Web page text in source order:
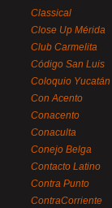
Classical
Close Up Mérida
Club Carmelita
Código San Luis
Coloquio Yucatán
Con Acento
Conacento
Conaculta
Conejo Belga
Contacto Latino
Contra Punto
ContraCorriente